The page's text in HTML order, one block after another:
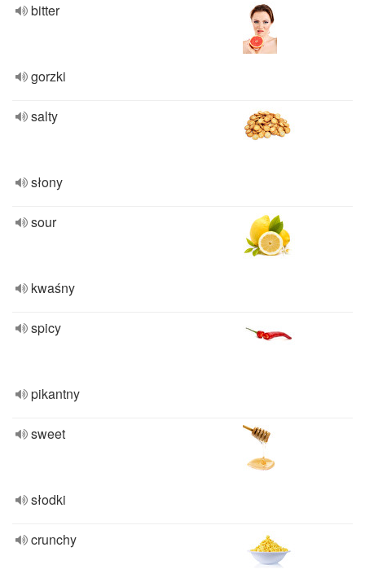
bitter
gorzki
salty
słony
sour
kwaśny
spicy
pikantny
sweet
słodki
crunchy